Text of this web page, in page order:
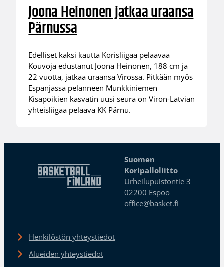
Joona Heinonen jatkaa uraansa
Pärnussa
Edelliset kaksi kautta Korisliigaa pelaavaa
Kouvoja edustanut Joona Heinonen, 188 cm ja
22 vuotta, jatkaa uraansa Virossa. Pitkään myös
Espanjassa pelanneen Munkkiniemen
Kisapoikien kasvatin uusi seura on Viron-Latvian
yhteisliigaa pelaava KK Pärnu.
Suomen
Koripalloliitto
Urheilupuistontie 3
02200 Espoo
office@basket.fi
Henkilöstön yhteystiedot
Alueiden yhteystiedot